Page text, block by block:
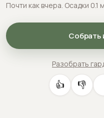
Почти как вчера. Осадки
Собрать
Разобрать
👍 👎